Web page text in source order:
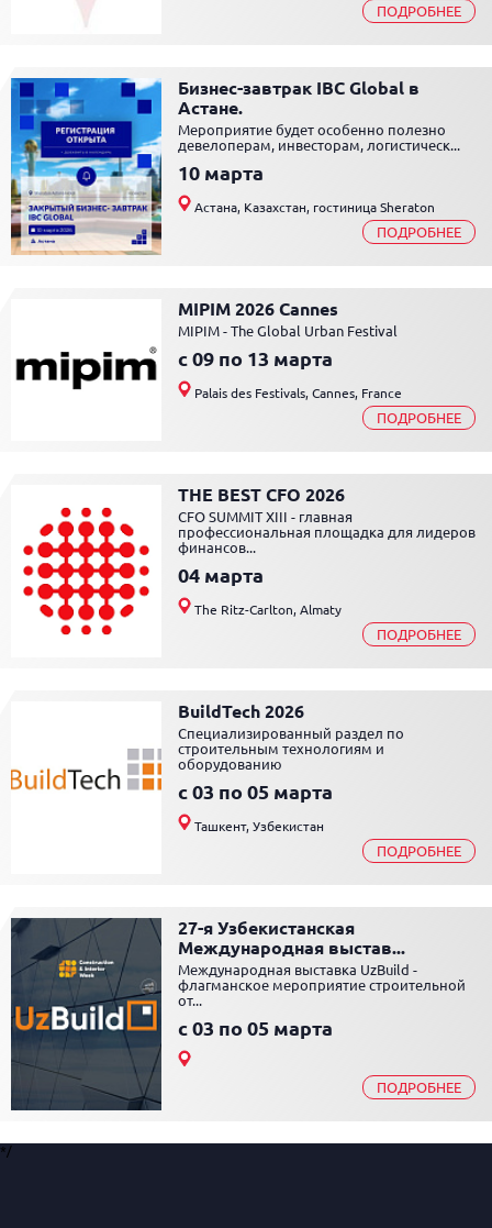
ПОДРОБНЕЕ
Бизнес-завтрак IBC Global в
Астане.
Мероприятие будет особенно полезно
девелоперам, инвесторам, логистическ...
10 марта
Астана, Казахстан, гостиница Sheraton
ПОДРОБНЕЕ
MIPIM 2026 Cannes
MIPIM - The Global Urban Festival
c 09 по 13 марта
Palais des Festivals, Cannes, France
ПОДРОБНЕЕ
THE BEST CFO 2026
CFO SUMMIT XIII - главная
профессиональная площадка для лидеров
финансов...
04 марта
The Ritz-Carlton, Almaty
ПОДРОБНЕЕ
BuildTech 2026
Специализированный раздел по
строительным технологиям и
оборудованию
c 03 по 05 марта
Ташкент, Узбекистан
ПОДРОБНЕЕ
27-я Узбекистанская
Международная выстав...
Международная выставка UzBuild -
флагманское мероприятие строительной
от...
c 03 по 05 марта
ПОДРОБНЕЕ
*/